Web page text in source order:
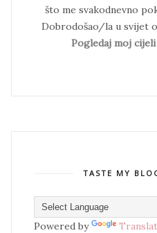
što me svakodnevno
Dobrodošao/la u svijet
Pogledaj moj
TASTE MY
Powered by